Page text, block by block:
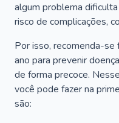
algum problema
risco de complicações,
Por isso, recomenda-se
ano para prevenir
de forma precoce.
você pode fazer na
são: